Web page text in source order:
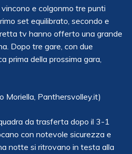
e colgonmo tre punti
set equilibrato, secondo e
tv hanno offerto una grande
Dopo tre gare, con due
prima della prossima gara,
Moriella, Panthersvolley.it)
da trasferta dopo il 3-1
con notevole sicurezza e
notte si ritrovano in testa alla